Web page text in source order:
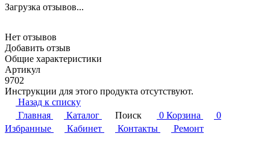
Загрузка отзывов...
Нет отзывов
Добавить отзыв
Общие характеристики
Артикул
9702
Инструкции для этого продукта отсутствуют.
Назад к списку
Главная
Каталог Поиск 0 Корзина
0
Избранные
Кабинет Контакты Ремонт